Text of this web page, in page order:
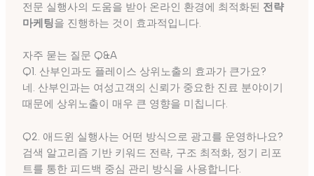
전문 실행사의 도움을 받아 온라인 환경에 최적화된 전략
마케팅을 진행하는 것이 효과적입니다.
자주 묻는 질문 Q&A
Q1. 산부인과도 플레이스 상위노출의 효과가 큰가요?
네. 산부인과는 여성고객의 신뢰가 중요한 진료 분야이기
때문에 상위노출이 매우 큰 영향을 미칩니다.
Q2. 애드윈 실행사는 어떤 방식으로 광고를 운영하나요?
검색 알고리즘 기반 키워드 전략, 구조 최적화, 정기 리포
트를 통한 피드백 중심 관리 방식을 사용합니다.